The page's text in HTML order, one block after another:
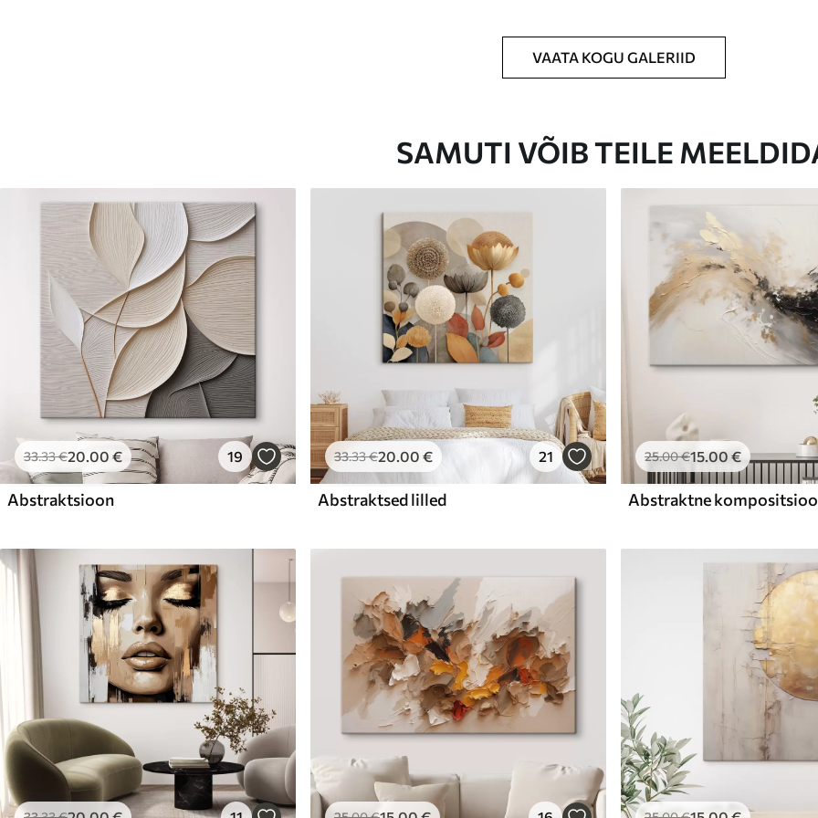
VAATA KOGU GALERIID
SAMUTI VÕIB TEILE
33.33€20.00 € 19
Abstraktsioon
33.33€20.00 € 21
Abstraktsed lilled
25.00€15.00 €